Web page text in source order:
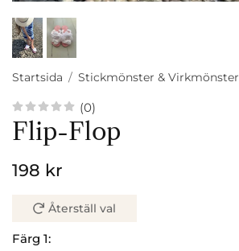
Startsida / Stickmönster & Virkmönster
(0)
Flip-Flop
198 kr
Återställ val
Färg 1: